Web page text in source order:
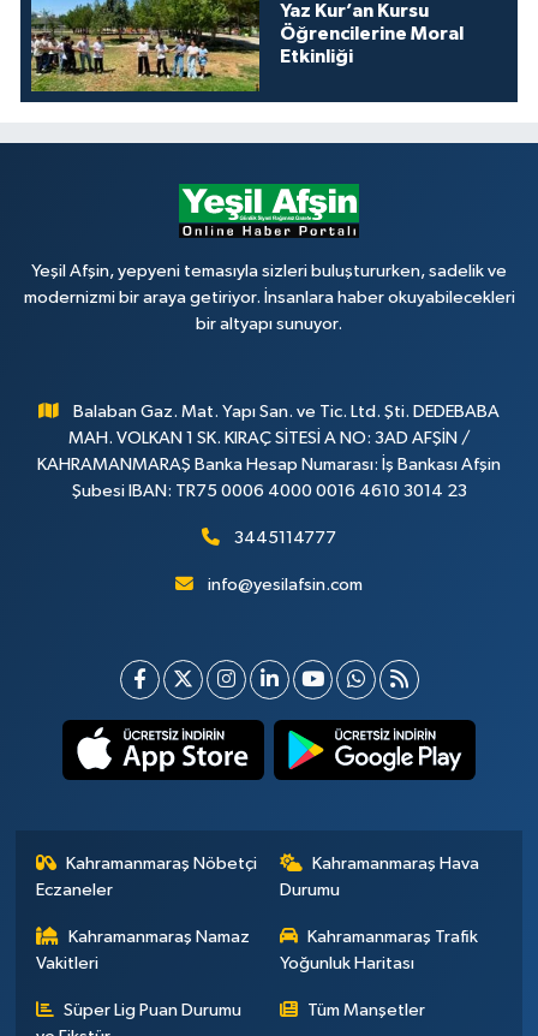
Yaz Kur’an Kursu
Öğrencilerine Moral
Etkinliği
Yeşil Afşin, yepyeni temasıyla sizleri buluştururken, sadelik ve
modernizmi bir araya getiriyor. İnsanlara haber okuyabilecekleri
bir altyapı sunuyor.
Balaban Gaz. Mat. Yapı San. ve Tic. Ltd. Şti. DEDEBABA
MAH. VOLKAN 1 SK. KIRAÇ SİTESİ A NO: 3AD AFŞİN /
KAHRAMANMARAŞ Banka Hesap Numarası: İş Bankası Afşin
Şubesi IBAN: TR75 0006 4000 0016 4610 3014 23
3445114777
info@yesilafsin.com
Kahramanmaraş Nöbetçi
Eczaneler
Kahramanmaraş Hava
Durumu
Kahramanmaraş Namaz
Vakitleri
Kahramanmaraş Trafik
Yoğunluk Haritası
Süper Lig Puan Durumu
Tüm Manşetler